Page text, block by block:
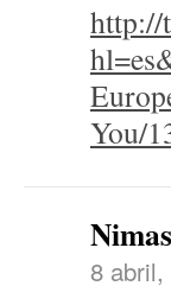
http://
You/
8